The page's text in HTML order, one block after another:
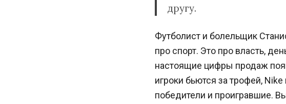
другу.
Футболист и болельщик
про спорт. Это про власть,
настоящие цифры продаж
игроки бьются за трофей,
победители и проигравшие.